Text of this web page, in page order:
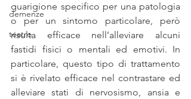
demenze
teatro
guarigione specifico per una patologia
o per un sintomo particolare, però
risulta efficace nell’alleviare alcuni
fastidi fisici o mentali ed emotivi. In
particolare, questo tipo di trattamento
si è rivelato efficace nel contrastare ed
alleviare stati di nervosismo, ansia e